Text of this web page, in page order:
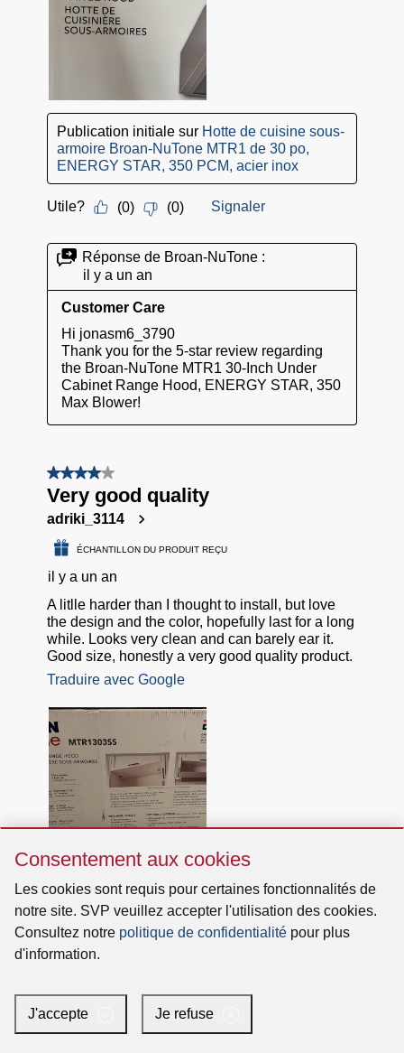
Consentement
aux
cookies
Consentement aux cookies
Les cookies sont requis pour certaines fonctionnalités de
notre site. SVP veuillez accepter l'utilisation des cookies.
Consultez notre politique de confidentialité pour plus
d'information.
J'accepte Je refuse